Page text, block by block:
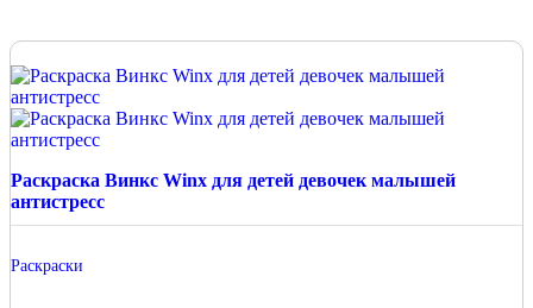
Раскраска Винкс Winx для детей девочек малышей
антистресс
Раскраски